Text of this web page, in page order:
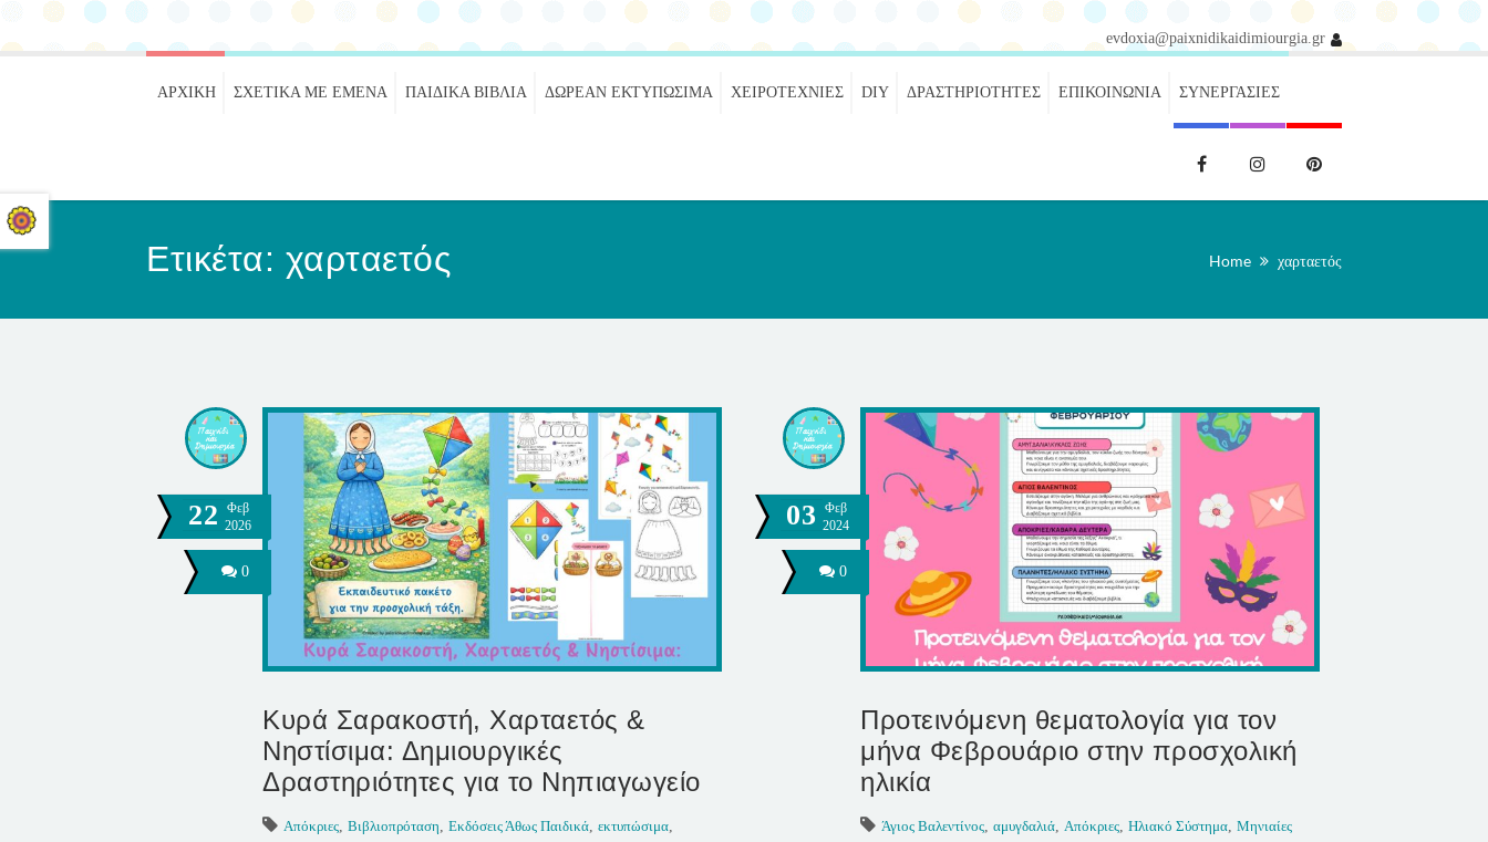
evdoxia@paixnidikaidimiourgia.gr
ΑΡΧΙΚΉ ΣΧΕΤΙΚΑ ΜΕ ΕΜΕΝΑ ΠΑΙΔΙΚΆ ΒΙΒΛΊΑ ΔΩΡΕΆΝ ΕΚΤΥΠΏΣΙΜΑ ΧΕΙΡΟΤΕΧΝΊΕΣ DIY ΔΡΑΣΤΗΡΙΌΤΗΤΕΣ ΕΠΙΚΟΙΝΩΝΊΑ ΣΥΝΕΡΓΑΣΊΕΣ
Ετικέτα: χαρταετός Home χαρταετός
22
Φεβ
2026
0
Κυρά Σαρακοστή, Χαρταετός &
Νηστίσιμα: Δημιουργικές
Δραστηριότητες για το Νηπιαγωγείο
Απόκριες Βιβλιοπρόταση Εκδόσεις Άθως Παιδικά εκτυπώσιμα
03
Φεβ
2024
0
Προτεινόμενη θεματολογία για τον
μήνα Φεβρουάριο στην προσχολική
ηλικία
Άγιος Βαλεντίνος αμυγδαλιά Απόκριες Ηλιακό Σύστημα Μηνιαίες